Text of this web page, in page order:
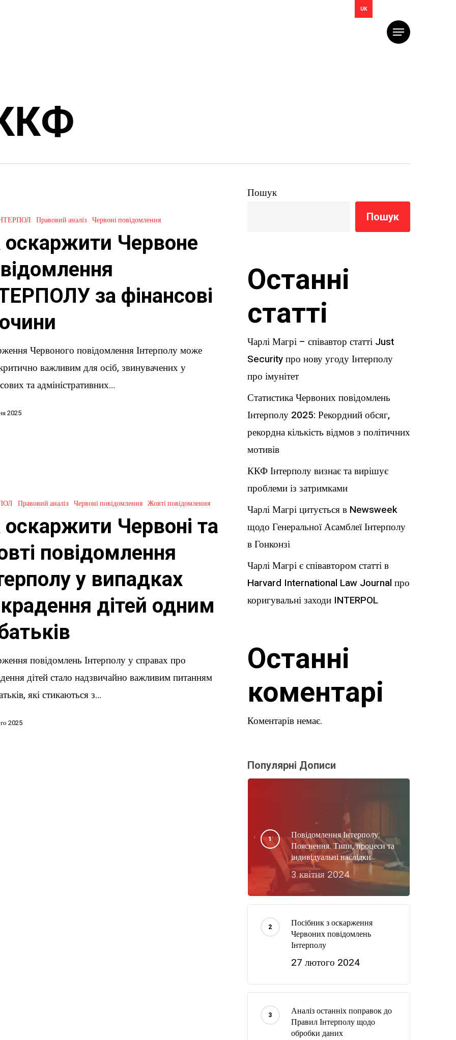
UK
Меню
Правовий аналіз Червоні повідомлення
оскаржити Червоне
за фінансові
Червоного повідомлення Інтерполу може
важливим для осіб, звинувачених у
та адміністративних…
2025
Правовий аналіз Червоні повідомлення Жовті повідомлення
оскаржити Червоні та
повідомлення
у випадках
дітей одним
повідомлень Інтерполу у справах про
дітей стало надзвичайно важливим питанням
які стикаються з…
2025
Пошук
Пошук
Останні
статті
Чарлі Магрі – співавтор статті Just
Security про нову угоду Інтерполу
про імунітет
Статистика Червоних повідомлень
Інтерполу 2025: Рекордний обсяг,
рекордна кількість відмов з політичних
мотивів
ККФ Інтерполу визнає та вирішує
проблеми із затримками
Чарлі Магрі цитується в Newsweek
щодо Генеральної Асамблеї Інтерполу
в Гонконзі
Чарлі Магрі є співавтором статті в
Harvard International Law Journal про
коригувальні заходи INTERPOL
Останні
коментарі
Коментарів немає.
Популярні Дописи
Повідомлення Інтерполу:
Пояснення. Типи, процеси та
індивідуальні наслідки
3 квітня 2024
Посібник з оскарження
Червоних повідомлень
Інтерполу
27 лютого 2024
Аналіз останніх поправок до
Правил Інтерполу щодо
обробки даних